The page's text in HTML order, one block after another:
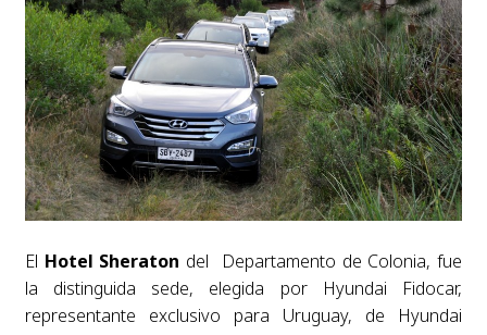
El Hotel Sheraton del Departamento de Colonia, fue
la distinguida sede, elegida por Hyundai Fidocar,
representante exclusivo para Uruguay, de Hyundai